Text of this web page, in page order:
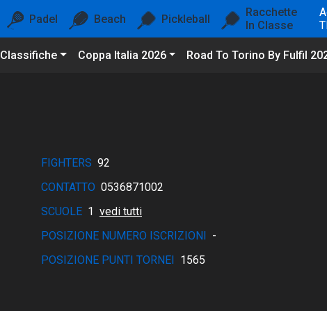
Padel Beach Pickleball
Racchette
In Classe
Classifiche Coppa Italia 2026 Road To Torino By Fulfil
FIGHTERS 92
CONTATTO 0536871002
SCUOLE 1 vedi tutti
POSIZIONE NUMERO ISCRIZIONI -
POSIZIONE PUNTI TORNEI 1565